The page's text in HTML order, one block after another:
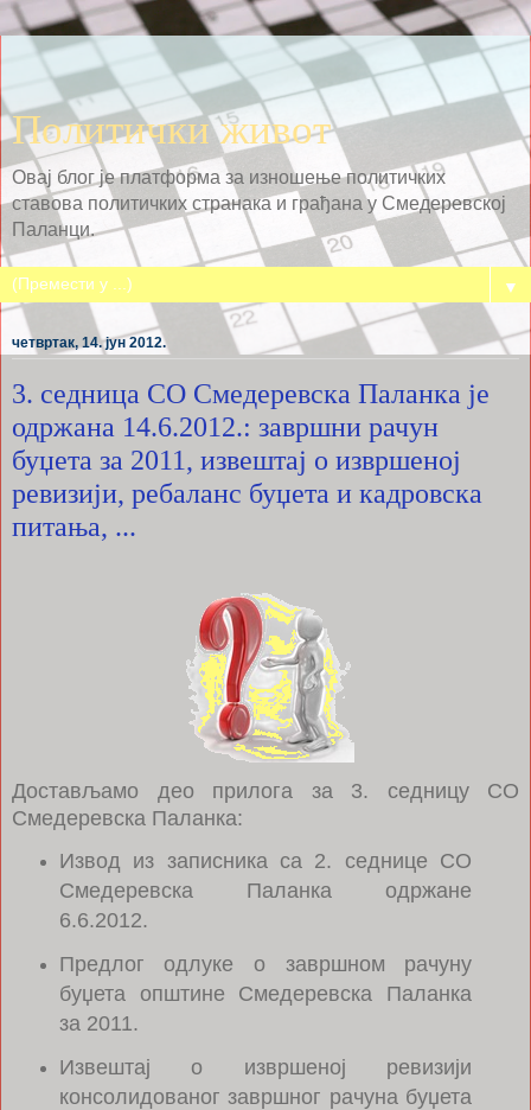
Политички живот
Овај блог је платформа за изношење политичких
ставова политичких странака и грађана у Смедеревској
Паланци.
▼
четвртак, 14. јун 2012.
3. седница СО Смедеревска Паланка је
одржана 14.6.2012.: завршни рачун
буџета за 2011, извештај о извршеној
ревизији, ребаланс буџета и кадровска
питања, ...
Достављамо део прилога за 3. седницу СО
Смедеревска Паланка:
Извод из записника са 2. седнице СО
Смедеревска Паланка одржане
6.6.2012.
Предлог одлуке о завршном рачуну
буџета општине Смедеревска Паланка
за 2011.
Извештај о извршеној ревизији
консолидованог завршног рачуна буџета